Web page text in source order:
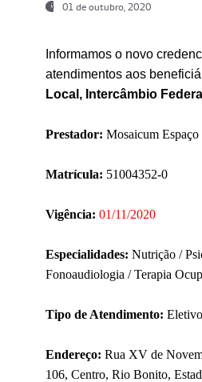
01 de outubro, 2020
Informamos o novo
atendimentos aos
Local, Intercâmbio
Prestador: Mosaicum
Matrícula: 51004352-0
Vigência: 01/11/2020
Especialidades: Nutrição /
Fonoaudiologia / Terapia
Tipo de Atendimento: Eletivo
Endereço: Rua XV de
106, Centro, Rio Bonito,